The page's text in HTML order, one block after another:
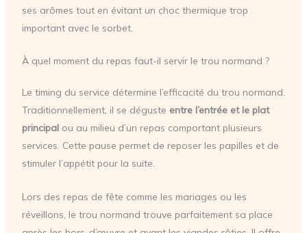
ses arômes tout en évitant un choc thermique trop
important avec le sorbet.
À quel moment du repas faut-il servir le trou normand ?
Le timing du service détermine l’efficacité du trou normand.
Traditionnellement, il se déguste entre l’entrée et le plat
principalou au milieu d’un repas comportant plusieurs
services. Cette pause permet de reposer les papilles et de
stimuler l’appétit pour la suite.
Lors des repas de fête comme les mariages ou les
réveillons, le trou normand trouve parfaitement sa place